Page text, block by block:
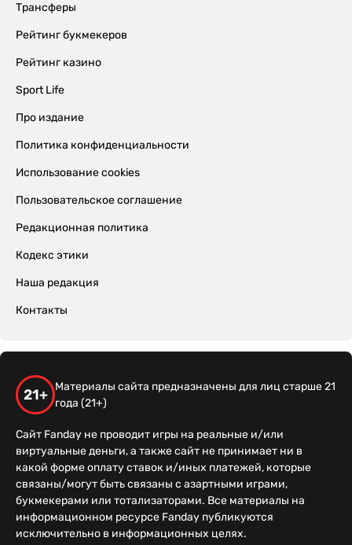
Трансферы
Рейтинг букмекеров
Рейтинг казино
Sport Life
Про издание
Политика конфиденциальности
Использование cookies
Пользовательское соглашение
Редакционная политика
Кодекс этики
Наша редакция
Контакты
21+
Материалы сайта предназначены для лиц старше 21
года (21+)
Сайт Fanday не проводит игры на реальные и/или
виртуальные деньги, а также сайт не принимает ни в
какой форме оплату ставок и/иных платежей, которые
связаны/могут быть связаны с азартными играми,
букмекерами или тотализаторами. Все материалы на
информационном ресурсе Fanday публикуются
исключительно в информационных целях.